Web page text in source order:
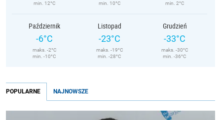
min. 12°C
min. 10°C
min. 2°C
Październik
-6°C
maks. -2°C
min. -10°C
Listopad
-23°C
maks. -19°C
min. -28°C
Grudzień
-33°C
maks. -30°C
min. -36°C
POPULARNE NAJNOWSZE